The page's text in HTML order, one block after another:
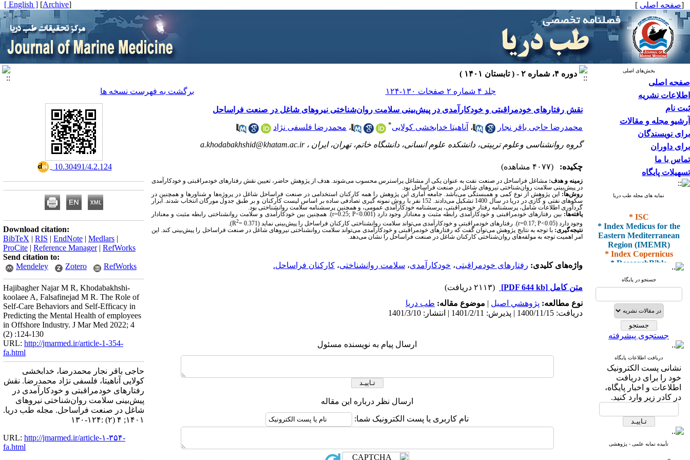
[صفحه اصلی ]
[
Archive
]
[ English ]
بخش‌های اصلی
صفحه اصلی
اطلاعات نشریه
ثبت نام
آرشیو مجله و مقالات
برای نویسندگان
برای داوران
تماس با ما
تسهیلات پایگاه
نمایه های مجله طب دریا
* ISC
* Index Medicus for the
Eastern Mediterranean
Region (IMEMR)
* Index Copernicus
* ResearchBible
* I2OR
* ROAD
* Scientific Indexing
Services
* SID
* Magiran
* Google Scholar
و دارای رتبه علمی
پژوهشی
از کمیسیون نشریات
وزارت بهداشت و درمان
* Index Medicus for the
جستجو در پایگاه
جستجوی پیشرفته
دریافت اطلاعات پایگاه
نشانی پست الکترونیک
خود را برای دریافت
اطلاعات و اخبار پایگاه،
در کادر زیر وارد کنید.
تأییده نمایه علمی - پژوهشی
دوره ۴، شماره ۲ - ( تابستان ۱۴۰۱ )
جلد ۴ شماره ۲ صفحات ۱۳۰-۱۲۴
برگشت به فهرست نسخه ها
نقش رفتارهای خودمراقبتی و خودکارآمدی در پیش‌بینی سلامت روان‌شناختی نیروهای شاغل در صنعت فراساحل
محمدرضا حاجی باقر نجار ، آناهیتا خدابخشی کولایی* ، محمدرضا فلسفی نژاد
گروه روانشناسی وعلوم تربیتی، دانشکده علوم انسانی، دانشگاه خاتم، تهران، ایران ،a.khodabakhshid@khatam.ac.ir
چکیده: (۴۰۷۷ مشاهده)
زمینه و هدف: مشاغل فراساحل در صنعت نفت به عنوان یکی از مشاغل پراسترس محسوب می‌شوند. هدف از پژوهش حاضر، تعیین نقش رفتارهای خودمراقبتی و خودکارآمدی
در پیش‌بینی سلامت روان‌شناختی نیروهای شاغل در صنعت فراساحل بود.
روش‌ها: این پژوهش از نوع کمی و همبستگی می‌باشد. جامعه آماری این پژوهش را همه کارکنان استخدامی‌ در صنعت فراساحل شاغل در پروژه‌ها و شناورها و همچنین در
سکوهای نفتی و گازی در دریا در سال 1400 تشکیل می‌دادند. 152 نفر با روش نمونه گیری تصادفی ساده بر اساس لیست کارکنان و بر طبق جدول مورگان انتخاب شدند. ابزار
گردآوری اطلاعات شامل، پرسشنامه رفتار خودمراقبتی، پرسشنامه خودکارآمدی عمومی‌، و همچنین پرسشنامه سلامت روانشناختی بود.
یافته‌ها: بین رفتارهای خودمراقبتی و خودکارآمدی رابطه مثبت و معنادار وجود دارد(
r=0.25; P<0.001
)
. همچنین بین خودکارآمدی و سلامت روانشناختی رابطه مثبت و معنادار
وجود دارد (
r=0.17; P<0.05
). رفتارهای خودمراقبتی و خودکارآمدی می‌تواند سلامت روانشناختی کارکنان فراساحل را پیش‌بینی نماید (
R2= 0.371
).
نتیجه‌گیری: با توجه به نتایج پژوهش می‌توان گفت که رفتارهای خودمراقبتی و خودکارآمدی می‌تواند سلامت روانشناختی نیروهای شاغل در صنعت فراساحل را پیش‌بینی کند. این
امر اهمیت توجه به مولفه‌های روان‌شناختی کارکنان شاغل در صنعت فراساحل را نشان می‌دهد.
واژه‌های کلیدی: رفتارهای خودمراقبتی، خودکارآمدی، سلامت روانشناختی، کارکنان فراساحل.
متن کامل [PDF 644 kb]
(۲۱۱۳ دریافت)
نوع مطالعه: پژوهشي اصیل | موضوع مقاله: طب دریا
دریافت: 1400/11/15 | پذیرش: 1401/2/11 | انتشار: 1401/3/10
ارسال پیام به نویسنده مسئول
ارسال نظر درباره این مقاله
نام کاربری یا پست الکترونیک شما:
‎ 10.30491/4.2.124
Download citation:
BibTeX | RIS | EndNote | Medlars |
ProCite | Reference Manager| RefWorks
Send citation to:
Mendeley
Zotero RefWorks
Hajibagher Najar M R, Khodabakhshi-
koolaee A, Falsafinejad M R. The Role of
Self-Care Behaviors and Self-Efficacy in
Predicting the Mental Health of employees
in Offshore Industry. J Mar Med 2022; 4
(2) :124-130
URL: http://jmarmed.ir/article-1-354-
fa.html
حاجی باقر نجار محمدرضا، خدابخشی
کولایی آناهیتا، فلسفی نژاد محمدرضا. نقش
رفتارهای خودمراقبتی و خودکارآمدی در
پیش‌بینی سلامت روان‌شناختی نیروهای
شاغل در صنعت فراساحل. مجله طب دریا.
۱۴۰۱; ۴ (۲) :۱۲۴-۱۳۰
URL: http://jmarmed.ir/article-۱-۳۵۴-
fa.html